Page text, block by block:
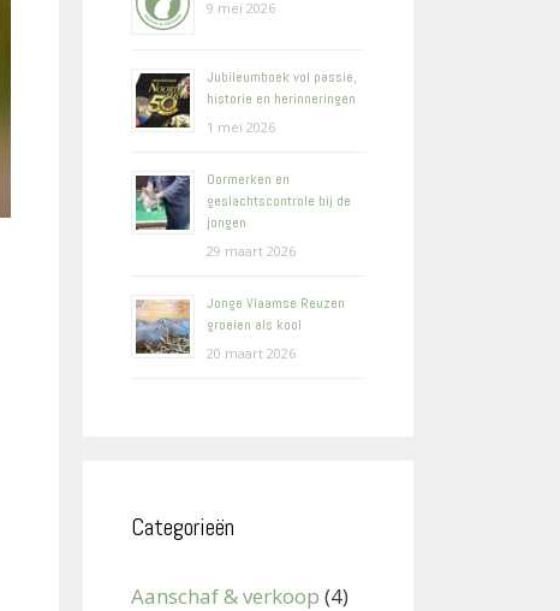
9 mei 2026
Jubileumboek vol passie,
historie en herinneringen
1 mei 2026
Oormerken en
geslachtscontrole bij de
jongen
29 maart 2026
Jonge Vlaamse Reuzen
groeien als kool
20 maart 2026
Categorieën
Aanschaf & verkoop (4)